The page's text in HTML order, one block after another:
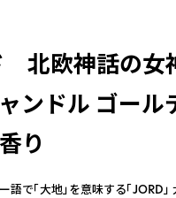
北欧神話の女
ンドル ゴー
り
で「大地」を意味する「JORD